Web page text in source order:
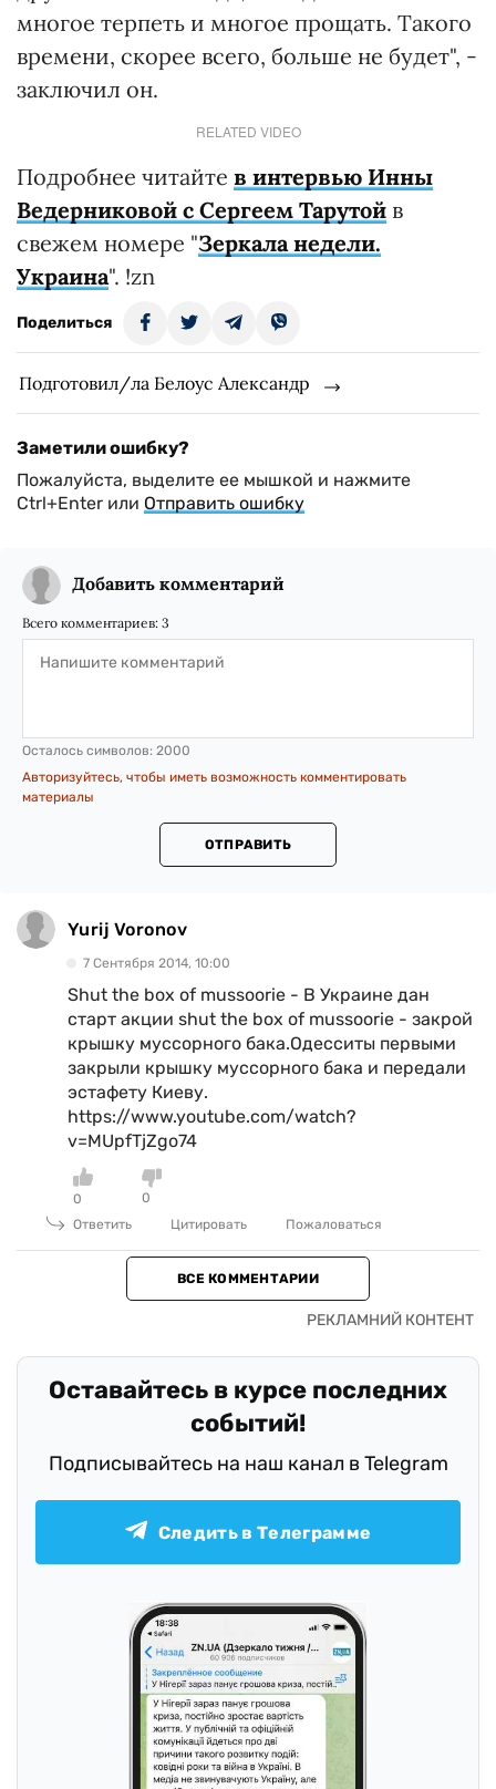
многое терпеть и многое прощать. Такого
времени, скорее всего, больше не будет", -
заключил он.
RELATED VIDEO
Подробнее читайте в интервью Инны
Ведерниковой с Сергеем Тарутой в
свежем номере "Зеркала недели.
Украина". !zn
Поделиться
Подготовил/ла Белоус Александр
Заметили ошибку?
Пожалуйста, выделите ее мышкой и нажмите
Ctrl+Enter или Отправить ошибку
Добавить комментарий
Всего комментариев: 3
Осталось символов: 2000
Авторизуйтесь, чтобы иметь возможность комментировать
материалы
ОТПРАВИТЬ
Yurij Voronov
7 Сентября 2014, 10:00
Shut the box of mussoorie - В Украине дан
старт акции shut the box of mussoorie - закрой
крышку муссорного бака.Одесситы первыми
закрыли крышку муссорного бака и передали
эстафету Киеву.
https://www.youtube.com/watch?
v=MUpfTjZgo74
0
0
Ответить
Цитировать Пожаловаться
ВСЕ КОММЕНТАРИИ
Оставайтесь в курсе последних
событий!
Подписывайтесь на наш канал в Telegram
Следить в Телеграмме